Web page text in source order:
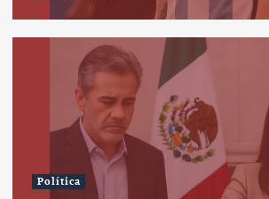
Política